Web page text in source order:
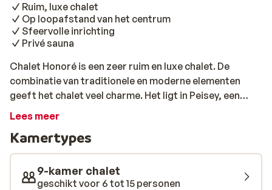
Ruim, luxe chalet
Op loopafstand van het centrum
Sfeervolle inrichting
Privé sauna
Chalet Honoré is een zeer ruim en luxe chalet. De
combinatie van traditionele en moderne elementen
geeft het chalet veel charme. Het ligt in Peisey, een
traditioneel dorp vlak bij Vallandry. Het chalet is
skilift op loopafstand. Het chalet is uitgerust met een
moderne, goed uitgeruste keuken en er is een lange
eettafel waar het 's avonds gezellig samenkomen is
voor een goed diner of een spelletje. Of je kunt op de
Lees meer
Kamertypes
9-kamer chalet
geschikt voor 6 tot 15 personen